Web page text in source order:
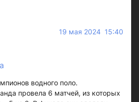
19 мая 2024 15:40
водного поло.
провела 6 матчей, из которых